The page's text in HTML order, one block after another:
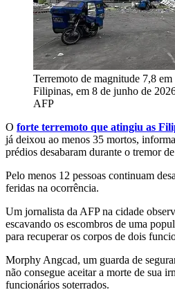
Terremoto de magnitude 7,8 em
Filipinas, em 8 de junho de
AFP
O forte terremoto que atingiu as
já deixou ao menos 35 mortos,
prédios desabaram durante o tremor de
Pelo menos 12 pessoas continuam
feridas na ocorrência.
Um jornalista da AFP na cidade
escavando os escombros de uma
para recuperar os corpos de dois
Morphy Angcad, um guarda de
não consegue aceitar a morte de sua
funcionários soterrados.